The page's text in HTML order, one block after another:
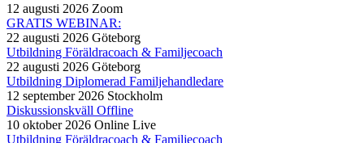
12 augusti 2026 Zoom
GRATIS WEBINAR:
22 augusti 2026 Göteborg
Utbildning Föräldracoach & Familjecoach
22 augusti 2026 Göteborg
Utbildning Diplomerad Familjehandledare
12 september 2026 Stockholm
Diskussionskväll Offline
10 oktober 2026 Online Live
Utbildning Föräldracoach & Familjecoach